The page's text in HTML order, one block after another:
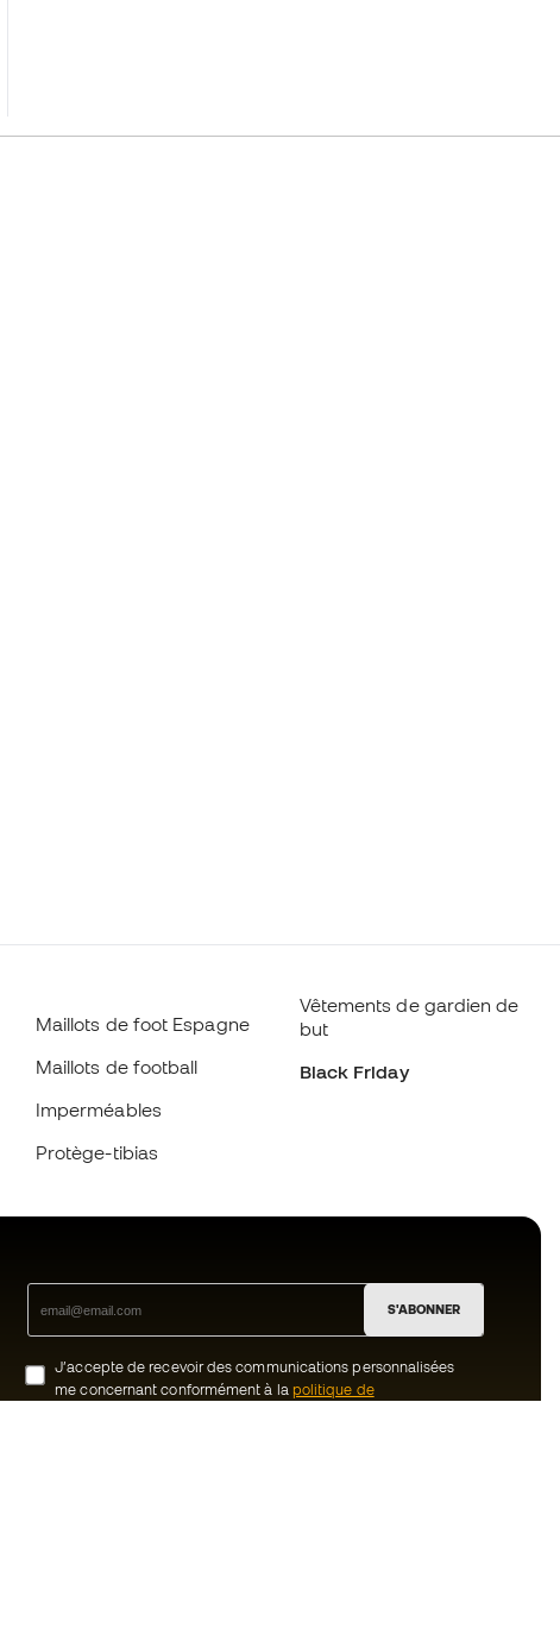
Maillots de foot Espagne
Maillots de football
Imperméables
Protège-tibias
Vêtements de gardien de
but
Black Friday
S'ABONNER
J’accepte de recevoir des communications personnalisées
me concernant conformément à la politique de